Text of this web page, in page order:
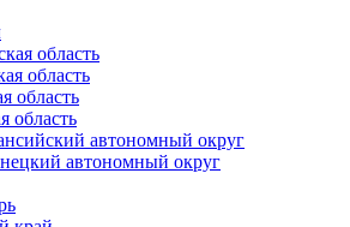
область
область
область
область
автономный округ
автономный округ